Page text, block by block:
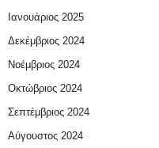
Ιανουάριος 2025
Δεκέμβριος 2024
Νοέμβριος 2024
Οκτώβριος 2024
Σεπτέμβριος 2024
Αύγουστος 2024